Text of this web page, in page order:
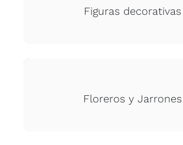
Figuras decorativas
Floreros y Jarrones